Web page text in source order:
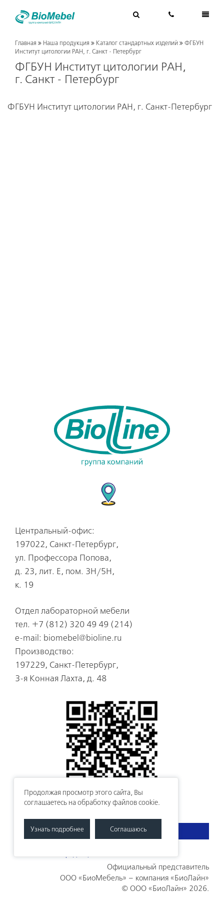
Главная Наша продукция Каталог стандартных изделий
ФГБУН
Институт цитологии РАН, г. Санкт - Петербург
ФГБУН Институт цитологии РАН,
г. Санкт - Петербург
ФГБУН Институт цитологии РАН, г. Санкт-Петербург
Центральный-офис:
197022, Санкт-Петербург,
ул. Профессора Попова,
д. 23, лит. Е, пом. 3Н/5Н,
к. 19
Отдел лабораторной мебели
тел. +7 (812) 320 49 49 (214)
e-mail: biomebel@bioline.ru
Производство:
197229, Санкт-Петербург,
3-я Конная Лахта, д. 48
СВЯЗАТЬСЯ С НАМИ
Официальный представитель
ООО «БиоМебель» – компания «БиоЛайн»
© ООО «БиоЛайн» 2026.
Продолжая просмотр этого сайта, Вы
соглашаетесь на обработку файлов cookie.
Узнать подробнее Соглашаюсь